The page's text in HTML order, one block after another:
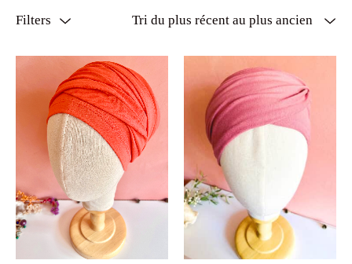
Filters